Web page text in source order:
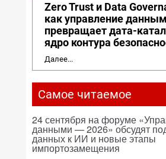
Zero Trust и Data
как управление
превращает дата-
ядро контура
Далее...
Самое читаемое
24 сентября на форуме
данными — 2026» обсудят
данных к ИИ и новые этапы
импортозамещения